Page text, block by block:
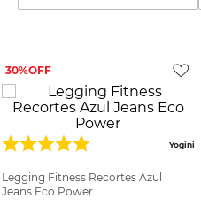
30%
Yogini
Legging Fitness Recortes Azul
Jeans Eco Power